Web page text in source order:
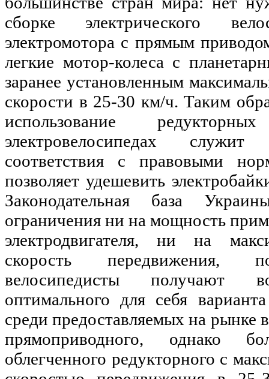
сборке электрического
электромотора с прямым
легкие мотор-колеса с
заранее установленным
скорости в 25-30 км/ч. Таким
использование
электровелосипедах
соответствия с правовыми
позволяет удешевить
Законодательная база
ограничения ни на мощность
электродвигателя, ни на
скорость передвижения,
велосипедисты получают
оптимального для себя
среди предоставляемых на рынке
прямоприводного, однако
облегченного редукторного с